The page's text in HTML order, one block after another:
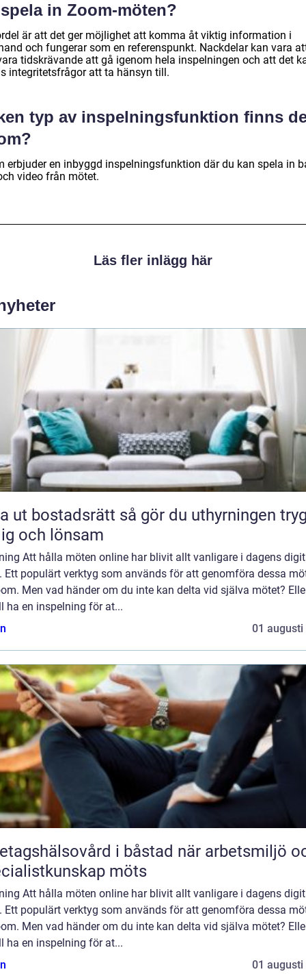
in Zoom-möten?
är att det ger möjlighet att komma åt viktig information i
och fungerar som en referenspunkt. Nackdelar kan vara
tidskrävande att gå igenom hela inspelningen och att det
integritetsfrågor att ta hänsyn till.
typ av inspelningsfunktion finns
erbjuder en inbyggd inspelningsfunktion där du kan spela in
video från mötet.
Läs fler inlägg här
så gör du uthyrningen trygg,
och lönsam
Att hålla möten online har blivit allt vanligare i dagens
Ett populärt verktyg som används för att genomföra dessa
Men vad händer om du inte kan delta vid själva mötet?
ha en inspelning för at...
01 augusti
i båstad när arbetsmiljö och
möts
Att hålla möten online har blivit allt vanligare i dagens
Ett populärt verktyg som används för att genomföra dessa
Men vad händer om du inte kan delta vid själva mötet?
ha en inspelning för at...
01 augusti